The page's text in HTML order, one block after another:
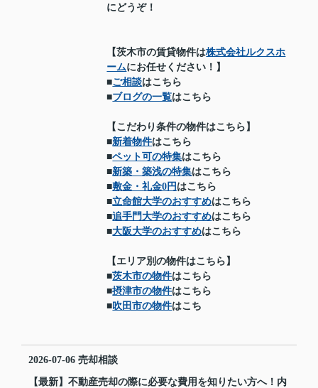
にどうぞ！
【茨木市の賃貸物件は株式会社ルクスホ
ームにお任せください！】
■ご相談はこちら
■ブログの一覧はこちら
【こだわり条件の物件はこちら】
■新着物件はこちら
■ペット可の特集はこちら
■新築・築浅の特集はこちら
■敷金・礼金0円 はこちら
■立命館大学のおすすめはこちら
■追手門大学のおすすめはこちら
■大阪大学のおすすめはこちら
【エリア別の物件はこちら】
■茨木市の物件はこちら
■摂津市の物件はこちら
■吹田市の物件はこち
2026-07-06 売却相談
【最新】不動産売却の際に必要な費用を知りたい方へ！内